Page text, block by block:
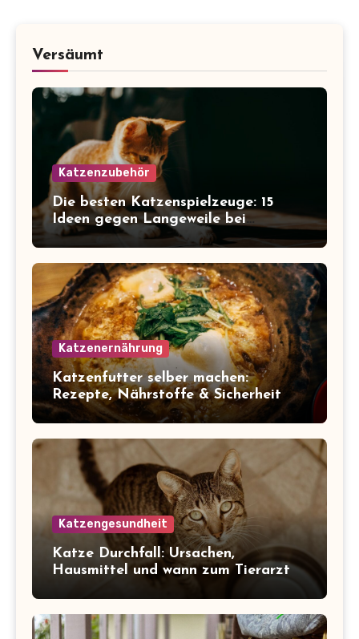
Versäumt
Katzenzubehör
Die besten Katzenspielzeuge: 15
Ideen gegen Langeweile bei
Wohnungskatzen
Katzenernährung
Katzenfutter selber machen:
Rezepte, Nährstoffe & Sicherheit
Katzengesundheit
Katze Durchfall: Ursachen,
Hausmittel und wann zum Tierarzt